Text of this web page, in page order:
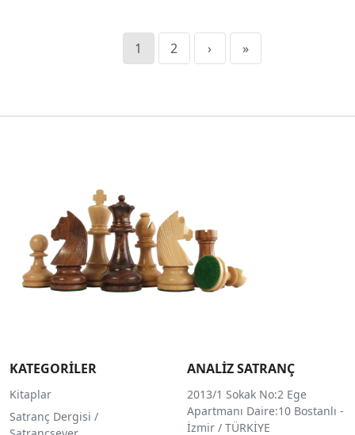
1 2 › »
KATEGORİLER
Kitaplar
Satranç Dergisi /
ANALİZ SATRANÇ
2013/1 Sokak No:2 Ege
Apartmanı Daire:10 Bostanlı -
İzmir / TÜRKİYE